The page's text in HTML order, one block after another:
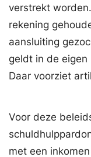
verstrekt
rekening
aansluiting
geldt in de
Daar voorziet
Voor deze
met een